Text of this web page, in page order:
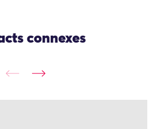
connexes